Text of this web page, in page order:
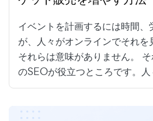
イベントを計画するには時間
が、人々がオンラインでそれを
それらは意味がありません。
のSEOが役立つところです。